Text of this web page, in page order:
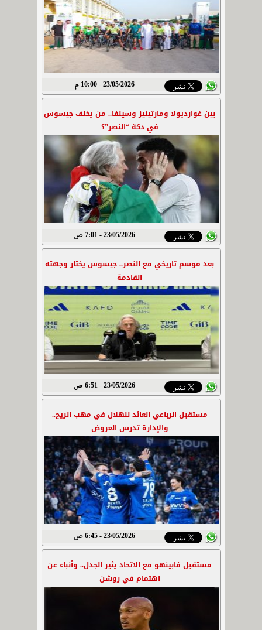
23/05/2026 - 10:00 م
بين غوارديولا ومارتينيز وسيلفا.. من يخلف جيسوس
في دكة “النصر”؟
23/05/2026 - 7:01 ص
بعد موسم تاريخي مع النصر.. جيسوس يختار وجهته
القادمة
23/05/2026 - 6:51 ص
مستقبل الرباعي العائد للهلال في مهب الريح..
والإدارة تدرس العروض
23/05/2026 - 6:45 ص
مستقبل فابينهو مع الاتحاد يثير الجدل.. وأنباء عن
اهتمام في روشن